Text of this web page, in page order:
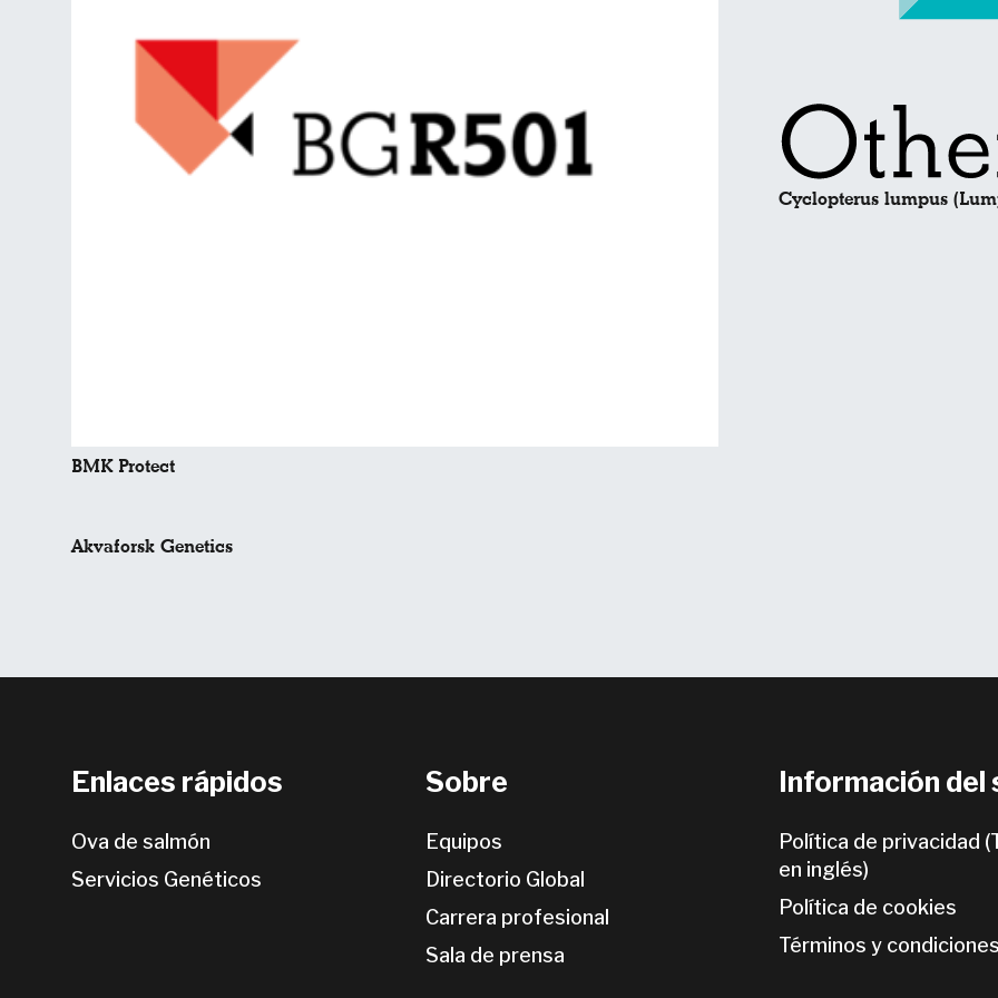
BMK Protect
Cyclopterus lumpus
Akvaforsk Genetics
Enlaces rápidos
Ova de salmón
Servicios Genéticos
Sobre
Equipos
Directorio Global
Carrera profesional
Sala de prensa
Información del
Política de privacidad
en inglés)
Política de cookies
Términos y